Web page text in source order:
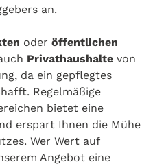
an.
oder öffentlichen
Privathaushalte von
da ein gepflegtes
Regelmäßige
bietet eine
erspart Ihnen die Mühe
Wer Wert auf
Angebot eine